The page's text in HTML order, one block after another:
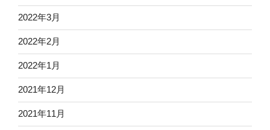
2022年3月
2022年2月
2022年1月
2021年12月
2021年11月